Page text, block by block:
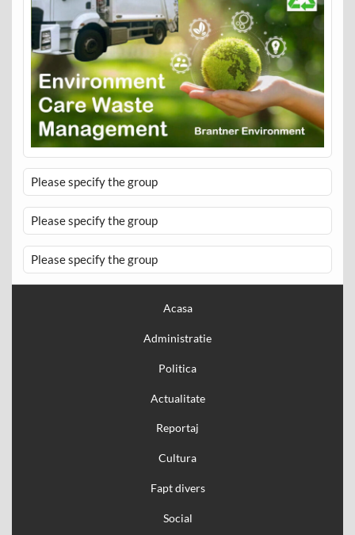
Please specify the group
Please specify the group
Please specify the group
Acasa
Administratie
Politica
Actualitate
Reportaj
Cultura
Fapt divers
Social